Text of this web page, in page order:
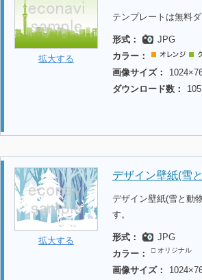
拡大する
テンプレートは無料
形式：
JPG
カラー：
画像サイズ：
ダウンロード数：
105
拡大する
デザイン壁紙(雪
デザイン壁紙(雪と動
す。
形式：
JPG
カラー：
□ オリジナル
画像サイズ：